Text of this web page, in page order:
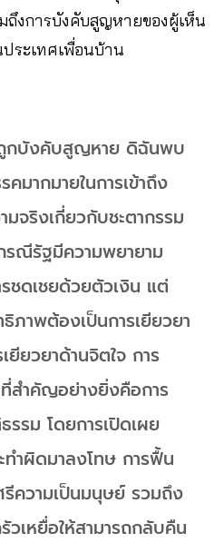
งการบังคับสูญหายของผู้เห็น
ระเทศเพื่อนบ้าน
ถูกบังคับสูญหาย ดิฉันพบ
มากมายในการเข้าถึง
มจริงเกี่ยวกับชะตากรรม
รณีรัฐมีความพยายาม
ชดเชยด้วยตัวเงิน แต่
ภาพต้องเป็นการเยียวยา
ยวยาด้านจิตใจ การ
ำคัญอย่างยิ่งคือการ
รรม โดยการเปิดเผย
ำผิดมาลงโทษ การฟื้น
ความเป็นมนุษย์ รวมถึง
วเหยื่อให้สามารถกลับคืน